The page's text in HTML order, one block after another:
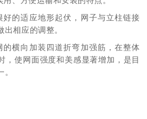
好的适应地形起伏，网子与立柱链接
出相应的调整。
的横向加装四道折弯加强筋，在整体
，使网面强度和美感显著增加，是目